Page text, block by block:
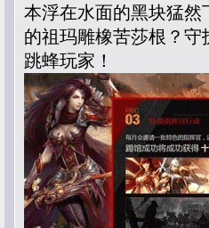
本浮在水面的黑块猛
的祖玛雕橡苦莎根？
跳蜂玩家！